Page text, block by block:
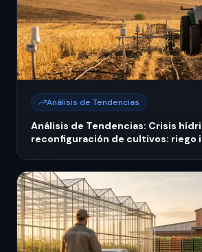
Análisis de Tendencias
Análisis de Tendencias: Crisis
reconfiguración de cultivos: riego